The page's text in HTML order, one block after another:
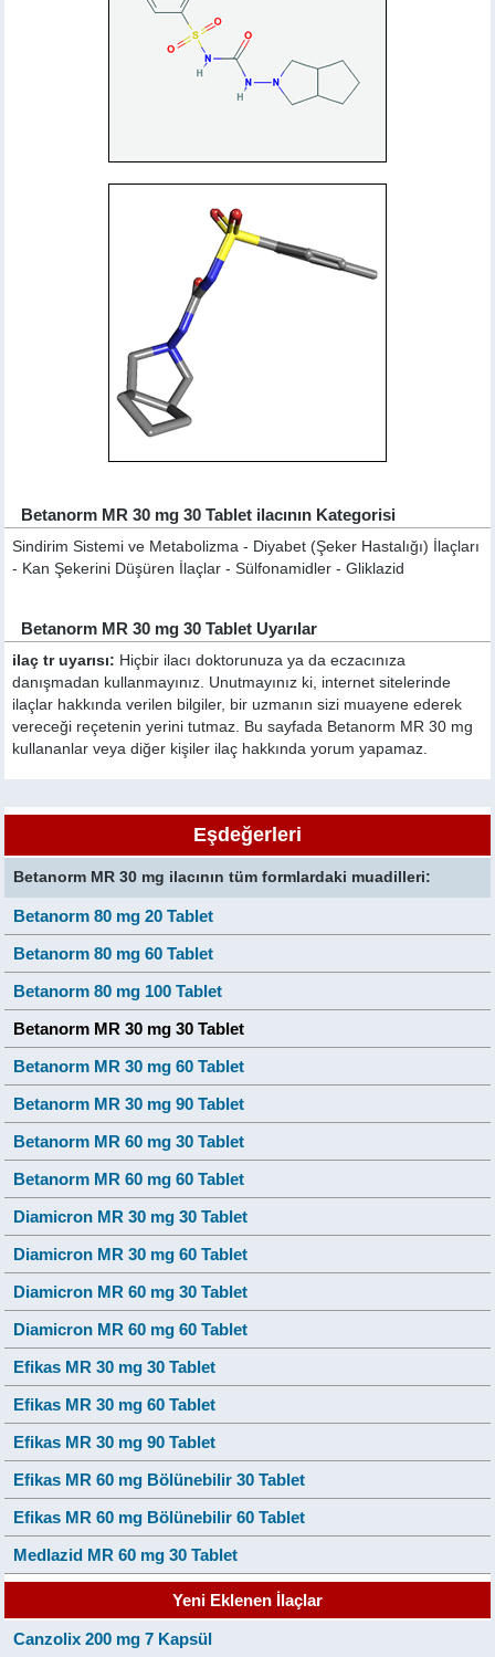
Betanorm MR 30 mg 30 Tablet ilacının Kategorisi
Sindirim Sistemi ve Metabolizma - Diyabet (Şeker Hastalığı) İlaçları
- Kan Şekerini Düşüren İlaçlar - Sülfonamidler - Gliklazid
Betanorm MR 30 mg 30 Tablet Uyarılar
ilaç tr uyarısı: Hiçbir ilacı doktorunuza ya da eczacınıza
danışmadan kullanmayınız. Unutmayınız ki, internet sitelerinde
ilaçlar hakkında verilen bilgiler, bir uzmanın sizi muayene ederek
vereceği reçetenin yerini tutmaz. Bu sayfada Betanorm MR 30 mg
kullananlar veya diğer kişiler ilaç hakkında yorum yapamaz.
Eşdeğerleri
Betanorm MR 30 mg ilacının tüm formlardaki muadilleri:
Betanorm 80 mg 20 Tablet
Betanorm 80 mg 60 Tablet
Betanorm 80 mg 100 Tablet
Betanorm MR 30 mg 30 Tablet
Betanorm MR 30 mg 60 Tablet
Betanorm MR 30 mg 90 Tablet
Betanorm MR 60 mg 30 Tablet
Betanorm MR 60 mg 60 Tablet
Diamicron MR 30 mg 30 Tablet
Diamicron MR 30 mg 60 Tablet
Diamicron MR 60 mg 30 Tablet
Diamicron MR 60 mg 60 Tablet
Efikas MR 30 mg 30 Tablet
Efikas MR 30 mg 60 Tablet
Efikas MR 30 mg 90 Tablet
Efikas MR 60 mg Bölünebilir 30 Tablet
Efikas MR 60 mg Bölünebilir 60 Tablet
Medlazid MR 60 mg 30 Tablet
Yeni Eklenen İlaçlar
Canzolix 200 mg 7 Kapsül